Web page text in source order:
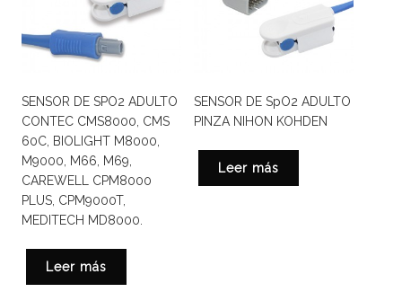
SENSOR DE SPO2 ADULTO
CONTEC CMS8000, CMS
60C, BIOLIGHT M8000,
M9000, M66, M69,
CAREWELL CPM8000
PLUS, CPM9000T,
MEDITECH MD8000.
Leer más
SENSOR DE SpO2 ADULTO
PINZA NIHON KOHDEN
Leer más